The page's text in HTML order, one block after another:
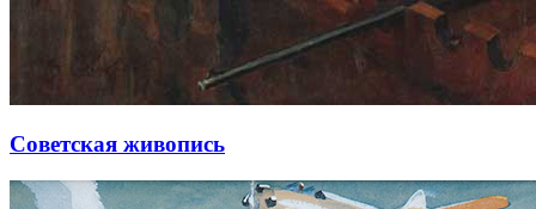
Советская живопись